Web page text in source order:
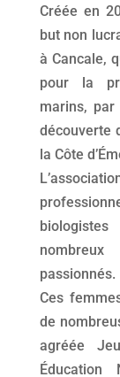
Créée en
but non
à Cancale,
pour la
marins,
découverte
la Côte
passionnés.
Ces
de
agréée
Éducation